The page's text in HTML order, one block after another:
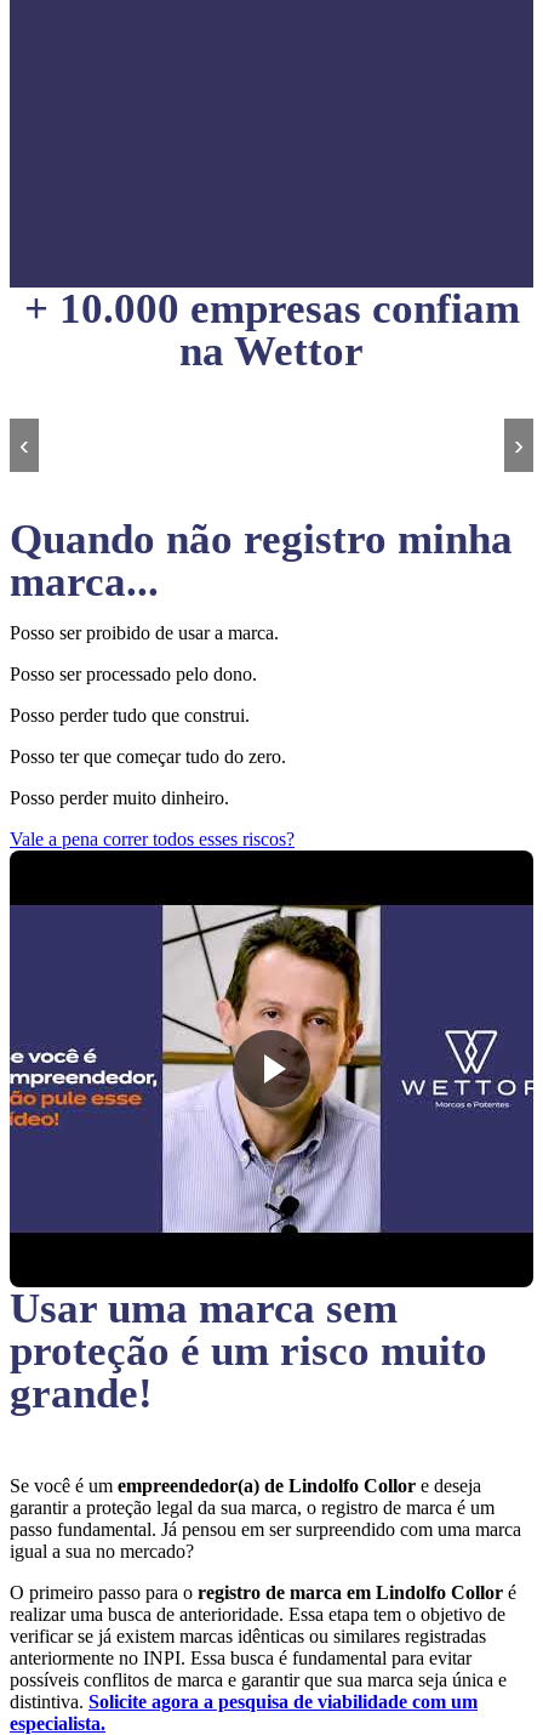
+ 10.000 empresas confiam
na Wettor
‹ ›
Quando não registro minha
marca...
Posso ser proibido de usar a marca.
Posso ser processado pelo dono.
Posso perder tudo que construi.
Posso ter que começar tudo do zero.
Posso perder muito dinheiro.
Vale a pena correr todos esses riscos?
Usar uma marca sem
proteção é um risco muito
grande!
Se você é um empreendedor(a) de Lindolfo Collor e deseja
garantir a proteção legal da sua marca, o registro de marca é um
passo fundamental. Já pensou em ser surpreendido com uma marca
igual a sua no mercado?
O primeiro passo para o registro de marca em Lindolfo Collor é
realizar uma busca de anterioridade. Essa etapa tem o objetivo de
verificar se já existem marcas idênticas ou similares registradas
anteriormente no INPI. Essa busca é fundamental para evitar
possíveis conflitos de marca e garantir que sua marca seja única e
distintiva. Solicite agora a pesquisa de viabilidade com um
especialista.